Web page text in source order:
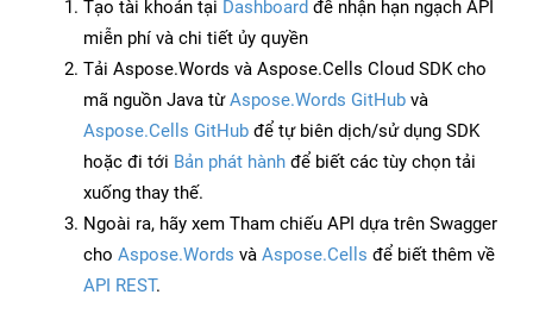
Tạo tài khoản tại Dashboard để nhận hạn ngạch API
miễn phí và chi tiết ủy quyền
Tải Aspose.Words và Aspose.Cells Cloud SDK cho
mã nguồn Java từAspose.Words GitHub và
Aspose.Cells GitHub để tự biên dịch/sử dụng SDK
hoặc đi tới Bản phát hành để biết các tùy chọn tải
xuống thay thế.
Ngoài ra, hãy xem Tham chiếu API dựa trên Swagger
cho Aspose.Words và Aspose.Cells để biết thêm về
API REST.